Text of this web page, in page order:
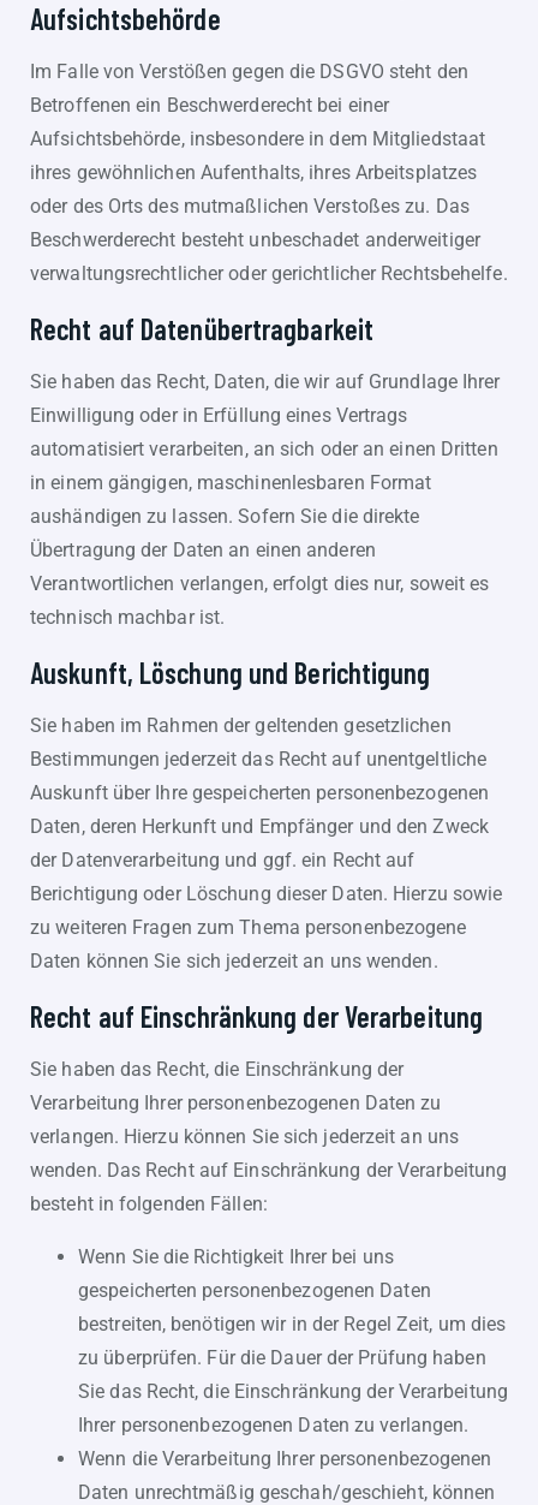
Aufsichts­behörde
Im Falle von Verstößen gegen die DSGVO steht den
Betroffenen ein Beschwerderecht bei einer
Aufsichtsbehörde, insbesondere in dem Mitgliedstaat
ihres gewöhnlichen Aufenthalts, ihres Arbeitsplatzes
oder des Orts des mutmaßlichen Verstoßes zu. Das
Beschwerderecht besteht unbeschadet anderweitiger
verwaltungsrechtlicher oder gerichtlicher Rechtsbehelfe.
Recht auf Daten­übertrag­barkeit
Sie haben das Recht, Daten, die wir auf Grundlage Ihrer
Einwilligung oder in Erfüllung eines Vertrags
automatisiert verarbeiten, an sich oder an einen Dritten
in einem gängigen, maschinenlesbaren Format
aushändigen zu lassen. Sofern Sie die direkte
Übertragung der Daten an einen anderen
Verantwortlichen verlangen, erfolgt dies nur, soweit es
technisch machbar ist.
Auskunft, Löschung und Berichtigung
Sie haben im Rahmen der geltenden gesetzlichen
Bestimmungen jederzeit das Recht auf unentgeltliche
Auskunft über Ihre gespeicherten personenbezogenen
Daten, deren Herkunft und Empfänger und den Zweck
der Datenverarbeitung und ggf. ein Recht auf
Berichtigung oder Löschung dieser Daten. Hierzu sowie
zu weiteren Fragen zum Thema personenbezogene
Daten können Sie sich jederzeit an uns wenden.
Recht auf Einschränkung der Verarbeitung
Sie haben das Recht, die Einschränkung der
Verarbeitung Ihrer personenbezogenen Daten zu
verlangen. Hierzu können Sie sich jederzeit an uns
wenden. Das Recht auf Einschränkung der Verarbeitung
besteht in folgenden Fällen:
Wenn Sie die Richtigkeit Ihrer bei uns
gespeicherten personenbezogenen Daten
bestreiten, benötigen wir in der Regel Zeit, um dies
zu überprüfen. Für die Dauer der Prüfung haben
Sie das Recht, die Einschränkung der Verarbeitung
Ihrer personenbezogenen Daten zu verlangen.
Wenn die Verarbeitung Ihrer personenbezogenen
Daten unrechtmäßig geschah/geschieht, können